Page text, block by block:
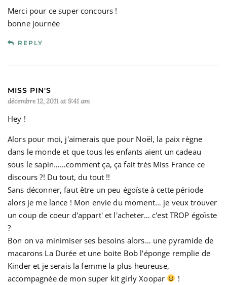
Merci pour ce super concours !
bonne journée
REPLY
MISS PIN'S
décembre 12, 2011 at 9:41 am
Hey !
Alors pour moi, j'aimerais que pour Noël, la paix règne
dans le monde et que tous les enfants aient un cadeau
sous le sapin……comment ça, ça fait très Miss France ce
discours ?! Du tout, du tout !!
Sans déconner, faut être un peu égoïste à cette période
alors je me lance ! Mon envie du moment… je veux trouver
un coup de coeur d'appart' et l'acheter… c'est TROP égoïste
?
Bon on va minimiser ses besoins alors… une pyramide de
macarons La Durée et une boite Bob l'éponge remplie de
Kinder et je serais la femme la plus heureuse,
accompagnée de mon super kit girly Xoopar
!